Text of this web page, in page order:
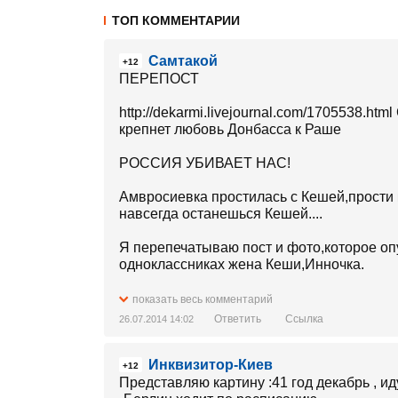
ТОП КОММЕНТАРИИ
+12
Самтакой
ПЕРЕПОСТ
http://dekarmi.livejournal.com/
крепнет любовь Донбасса к Раше
РОССИЯ УБИВАЕТ НАС!
Амвросиевка простилась с
навсегда останешься Кешей....
Я перепечатываю пост и фото,которое
одноклассниках жена Кеши,Инночка.
"Мой любимый муж,Бутенко
от Кумачево российским десантно-
Володечка ехал встречать меня из
время.Он пытался бежать в посадку и
показать весь комментарий
26.07.2014 14:02 Ответить Ссылка
+12
Инквизитор-Киев
Представляю картину :41 год декабрь ,